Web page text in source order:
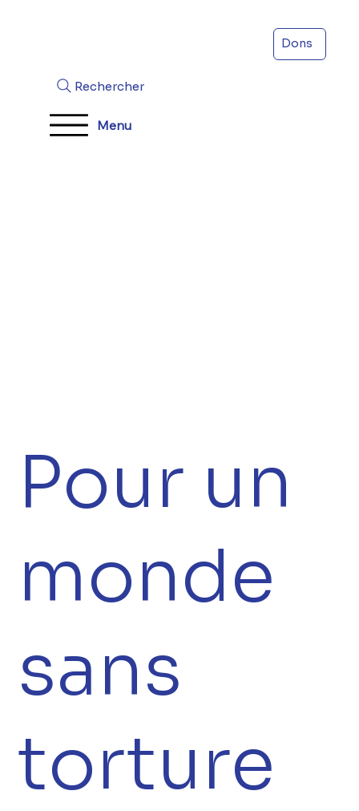
Menu
Rechercher
Dons
Pour un
monde
sans
torture